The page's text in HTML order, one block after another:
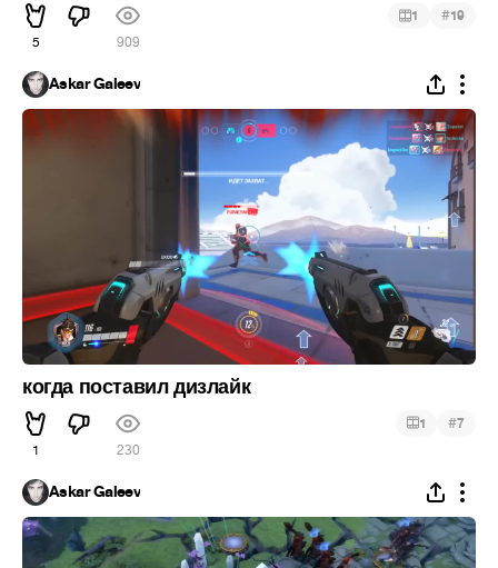
5 909
1 #19
Askar Galeev
когда поставил дизлайк
1 230
1 #7
Askar Galeev